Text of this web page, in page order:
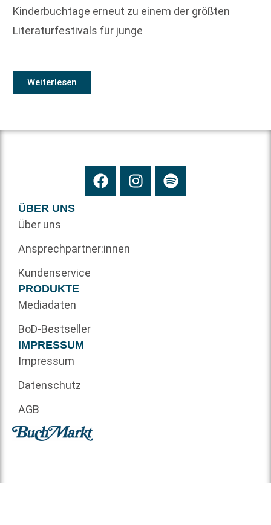
Kinderbuchtage erneut zu einem der größten
Literaturfestivals für junge
Weiterlesen
ÜBER UNS
Über uns
Ansprechpartner:innen
Kundenservice
PRODUKTE
Mediadaten
BoD-Bestseller
IMPRESSUM
Impressum
Datenschutz
AGB